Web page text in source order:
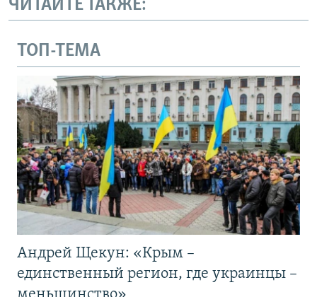
ЧИТАЙТЕ ТАКЖЕ:
ТОП-ТЕМА
Андрей Щекун: «Крым –
единственный регион, где украинцы –